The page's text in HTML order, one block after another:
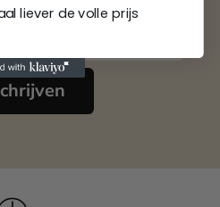
liever de volle prijs